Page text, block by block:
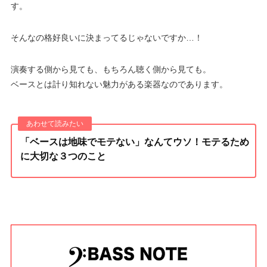
す。
そんなの格好良いに決まってるじゃないですか…！
演奏する側から見ても、もちろん聴く側から見ても。
ベースとは計り知れない魅力がある楽器なのであります。
「ベースは地味でモテない」なんてウソ！モテるため
に大切な３つのこと